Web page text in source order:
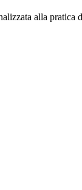
alla pratica